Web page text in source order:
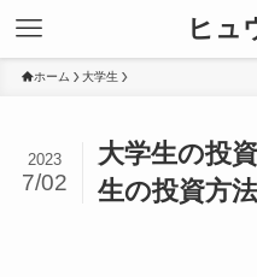
ヒュ
ホーム 大学生
大学生の投
生の投資方
2023
7/02